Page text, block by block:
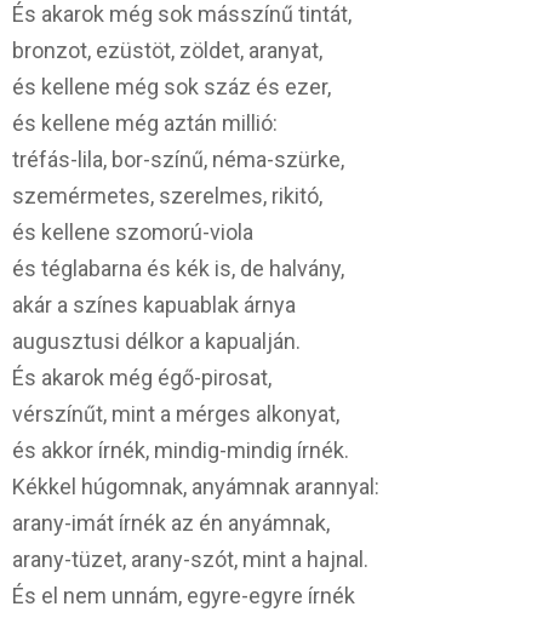
És akarok még sok másszínű tintát,
bronzot, ezüstöt, zöldet, aranyat,
és kellene még sok száz és ezer,
és kellene még aztán millió:
tréfás-lila, bor-színű, néma-szürke,
szemérmetes, szerelmes, rikitó,
és kellene szomorú-viola
és téglabarna és kék is, de halvány,
akár a színes kapuablak árnya
augusztusi délkor a kapualján.
És akarok még égő-pirosat,
vérszínűt, mint a mérges alkonyat,
és akkor írnék, mindig-mindig írnék.
Kékkel húgomnak, anyámnak arannyal:
arany-imát írnék az én anyámnak,
arany-tüzet, arany-szót, mint a hajnal.
És el nem unnám, egyre-egyre írnék